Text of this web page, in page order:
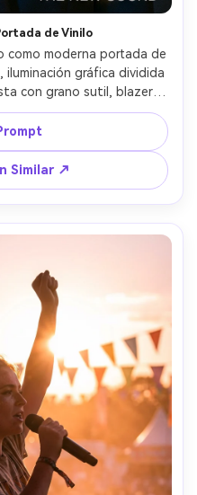
de Vinilo
como moderna portada de
gráfica dividida
con grano sutil, blazer
con Sony A7R V con
contraste pero textura
fotorrealista lista
--ar 4:5
Similar ↗